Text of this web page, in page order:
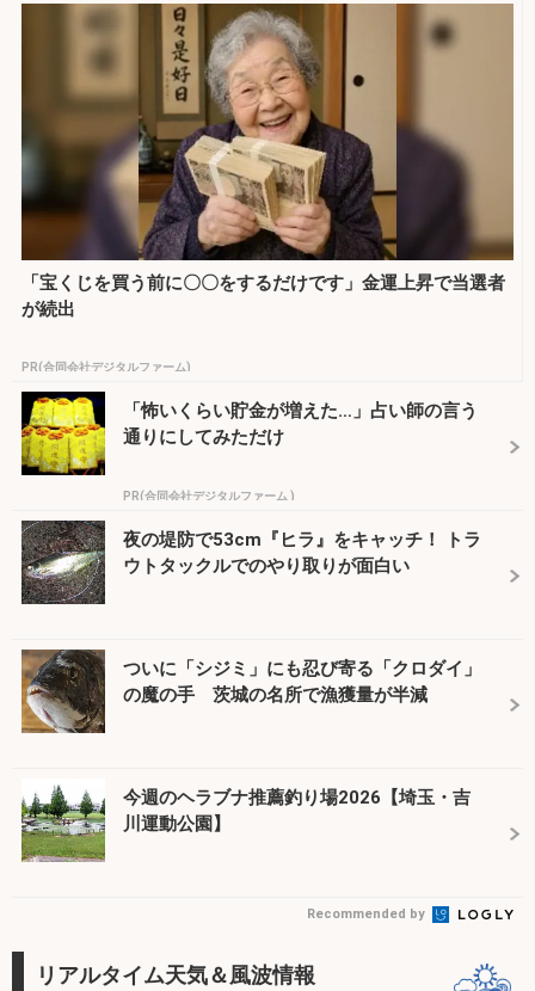
「宝くじを買う前に〇〇をするだけです」金運上昇で当選者
が続出
PR(合同会社デジタルファーム)
「怖いくらい貯金が増えた…」占い師の言う
通りにしてみただけ
PR(合同会社デジタルファーム )
夜の堤防で53cm『ヒラ』をキャッチ！ トラ
ウトタックルでのやり取りが面白い
ついに「シジミ」にも忍び寄る「クロダイ」
の魔の手 茨城の名所で漁獲量が半減
今週のヘラブナ推薦釣り場2026【埼玉・吉
川運動公園】
Recommended by
リアルタイム天気＆風波情報